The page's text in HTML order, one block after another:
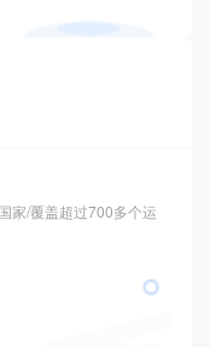
家/覆盖超过700多个运